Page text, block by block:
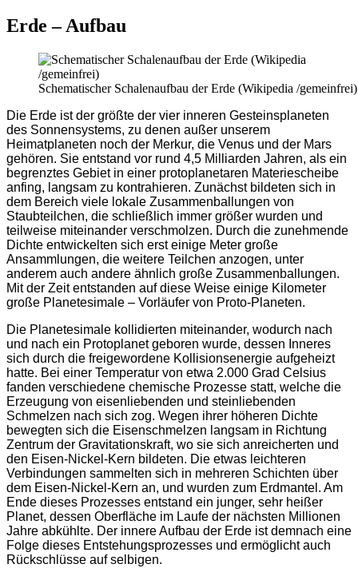
Erde – Aufbau
Schematischer Schalenaufbau der Erde (Wikipedia /gemeinfrei)
Die Erde ist der größte der vier inneren Gesteinsplaneten
des Sonnensystems, zu denen außer unserem
Heimatplaneten noch der Merkur, die Venus und der Mars
gehören. Sie entstand vor rund 4,5 Milliarden Jahren, als ein
begrenztes Gebiet in einer protoplanetaren Materiescheibe
anfing, langsam zu kontrahieren. Zunächst bildeten sich in
dem Bereich viele lokale Zusammenballungen von
Staubteilchen, die schließlich immer größer wurden und
teilweise miteinander verschmolzen. Durch die zunehmende
Dichte entwickelten sich erst einige Meter große
Ansammlungen, die weitere Teilchen anzogen, unter
anderem auch andere ähnlich große Zusammenballungen.
Mit der Zeit entstanden auf diese Weise einige Kilometer
große Planetesimale – Vorläufer von Proto-Planeten.
Die Planetesimale kollidierten miteinander, wodurch nach
und nach ein Protoplanet geboren wurde, dessen Inneres
sich durch die freigewordene Kollisionsenergie aufgeheizt
hatte. Bei einer Temperatur von etwa 2.000 Grad Celsius
fanden verschiedene chemische Prozesse statt, welche die
Erzeugung von eisenliebenden und steinliebenden
Schmelzen nach sich zog. Wegen ihrer höheren Dichte
bewegten sich die Eisenschmelzen langsam in Richtung
Zentrum der Gravitationskraft, wo sie sich anreicherten und
den Eisen-Nickel-Kern bildeten. Die etwas leichteren
Verbindungen sammelten sich in mehreren Schichten über
dem Eisen-Nickel-Kern an, und wurden zum Erdmantel. Am
Ende dieses Prozesses entstand ein junger, sehr heißer
Planet, dessen Oberfläche im Laufe der nächsten Millionen
Jahre abkühlte. Der innere Aufbau der Erde ist demnach eine
Folge dieses Entstehungsprozesses und ermöglicht auch
Rückschlüsse auf selbigen.